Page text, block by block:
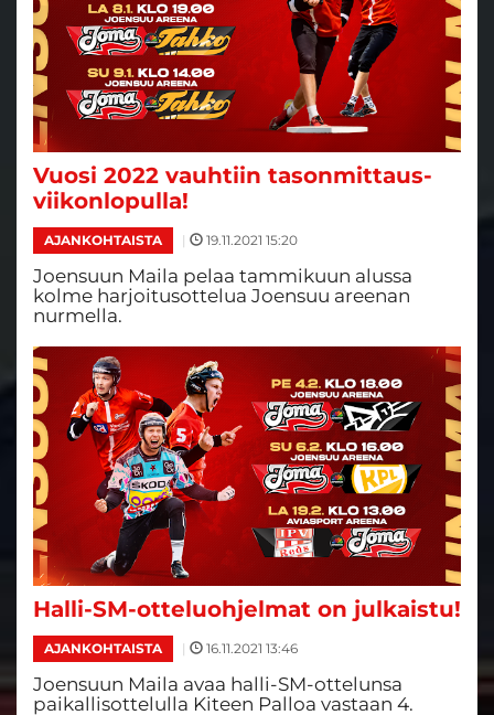
Vuosi 2022 vauhtiin tasonmittaus-
viikonlopulla!
AJANKOHTAISTA | 19.11.2021 15:20
Joensuun Maila pelaa tammikuun alussa
kolme harjoitusottelua Joensuu areenan
nurmella.
Halli-SM-otteluohjelmat on julkaistu!
AJANKOHTAISTA | 16.11.2021 13:46
Joensuun Maila avaa halli-SM-ottelunsa
paikallisottelulla Kiteen Palloa vastaan 4.